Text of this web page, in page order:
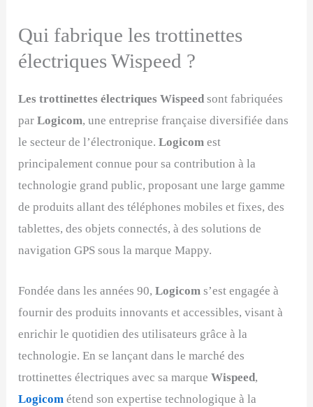
Qui fabrique les trottinettes
électriques Wispeed ?
Les trottinettes électriques Wispeed sont fabriquées
parLogicom, une entreprise française diversifiée dans
le secteur de l’électronique.Logicomest
principalement connue pour sa contribution à la
technologie grand public, proposant une large gamme
de produits allant des téléphones mobiles et fixes, des
tablettes, des objets connectés, à des solutions de
navigation GPS sous la marque Mappy.
Fondée dans les années 90,Logicoms’est engagée à
fournir des produits innovants et accessibles, visant à
enrichir le quotidien des utilisateurs grâce à la
technologie. En se lançant dans le marché des
trottinettes électriques avec sa marqueWispeed,
Logicom étend son expertise technologique à la